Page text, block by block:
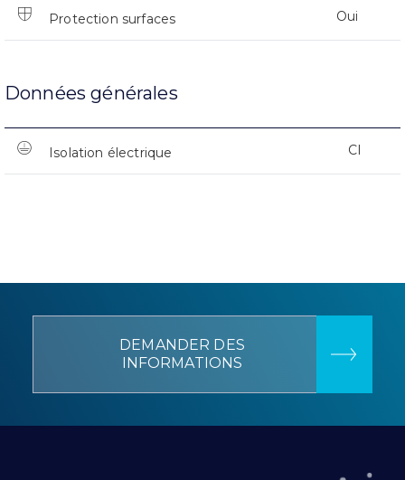
Protection surfaces Oui
Données générales
Isolation électrique CI
DEMANDER DES
INFORMATIONS